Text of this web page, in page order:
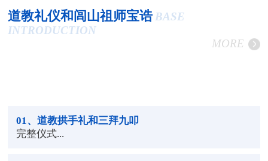
道教礼仪和闾山祖师宝诰 BASE
INTRODUCTION
MORE
01 、道教拱手礼和三拜九叩
完整仪式...